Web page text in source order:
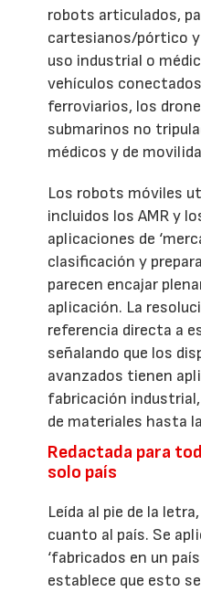
robots articulados,
cartesianos/pórtico
uso industrial o
vehículos
ferroviarios, los
submarinos no
médicos y de
Los robots móviles
incluidos los AMR y
aplicaciones de
clasificación y
parecen encajar
aplicación. La
referencia directa a
señalando que los
avanzados tienen
fabricación
de materiales hasta
Redactada para
solo país
Leída al pie de la
cuanto al país. Se
‘fabricados en un
establece que esto